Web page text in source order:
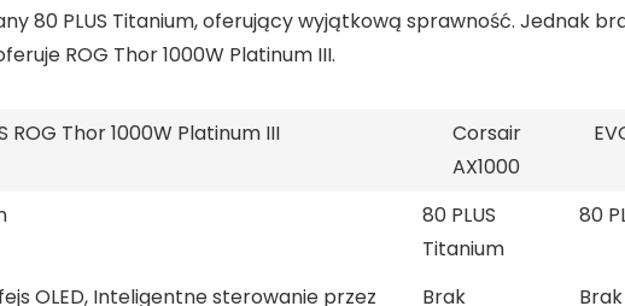
80 PLUS Titanium, oferujący wyjątkową sprawność. Jednak
ROG Thor 1000W Platinum III.
ROG Thor 1000W Platinum III
Corsair
AX1000
80 PLUS
Titanium
80
OLED, Inteligentne sterowanie przez
Brak Brak